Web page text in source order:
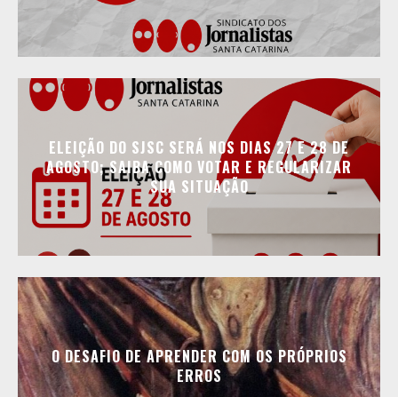
ELEIÇÃO DO SJSC SERÁ NOS DIAS 27 E 28 DE
AGOSTO; SAIBA COMO VOTAR E REGULARIZAR
SUA SITUAÇÃO
O DESAFIO DE APRENDER COM OS PRÓPRIOS
ERROS